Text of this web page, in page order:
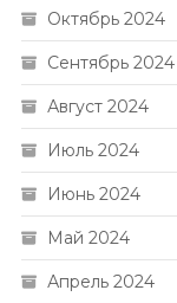
Октябрь 2024
Сентябрь 2024
Август 2024
Июль 2024
Июнь 2024
Май 2024
Апрель 2024